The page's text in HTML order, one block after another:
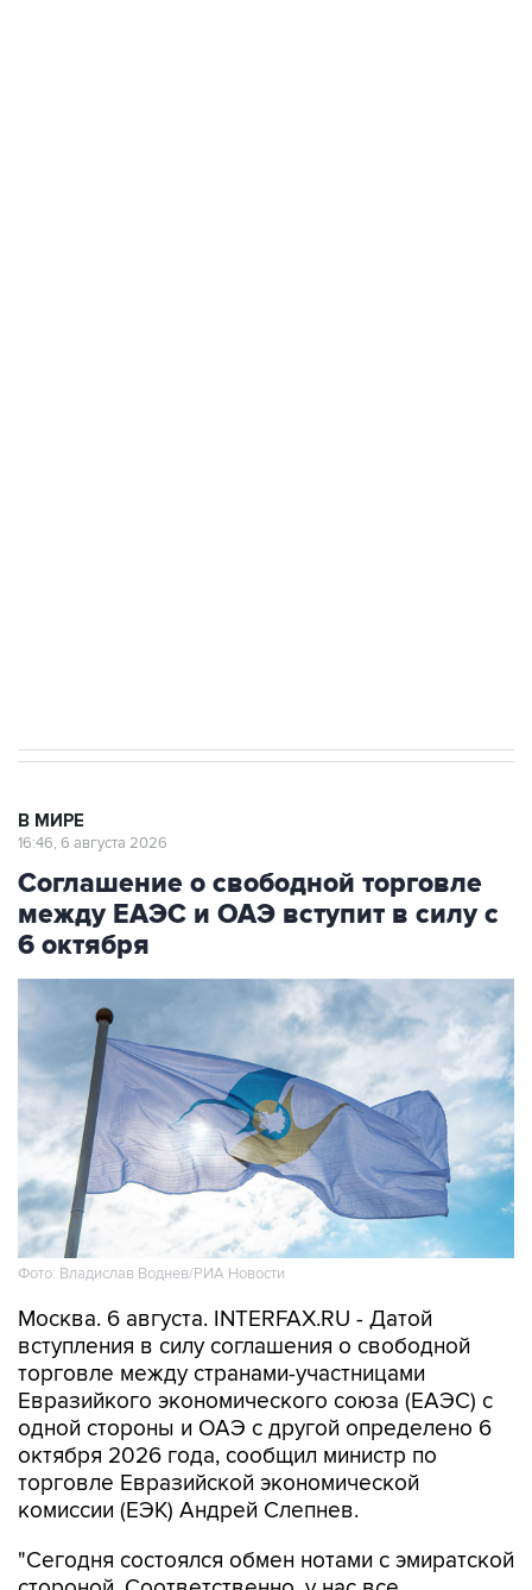
В МИРЕ
16:46, 6 августа 2026
Соглашение о свободной торговле
между ЕАЭС и ОАЭ вступит в силу с
6 октября
Фото: Владислав Воднев/РИА Новости
Москва. 6 августа. INTERFAX.RU - Датой
вступления в силу соглашения о свободной
торговле между странами-участницами
Евразийкого экономического союза (ЕАЭС) с
одной стороны и ОАЭ с другой определено 6
октября 2026 года, сообщил министр по
торговле Евразийской экономической
комиссии (ЕЭК) Андрей Слепнев.
"Сегодня состоялся обмен нотами с эмиратской